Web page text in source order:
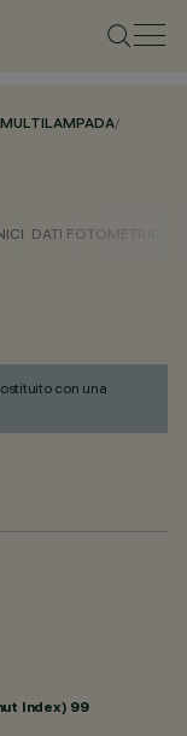
/
DATI FOTOMETRICI
con una
Index) 99